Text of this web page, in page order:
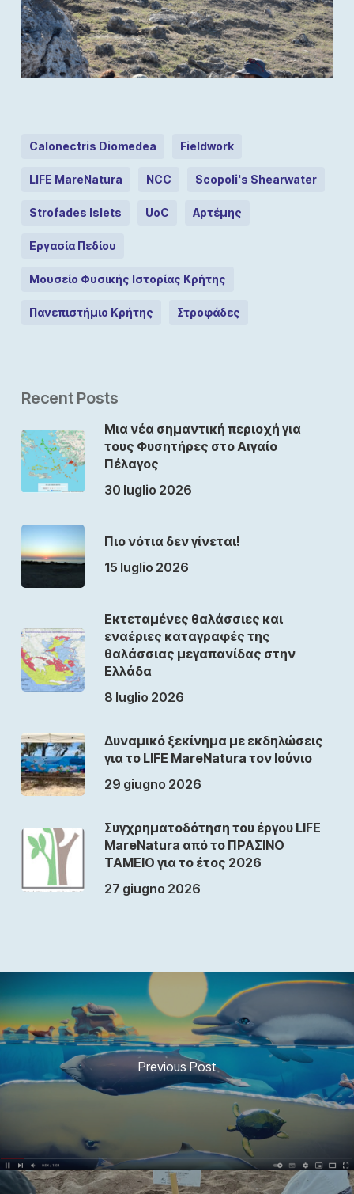
Calonectris Diomedea Fieldwork
LIFE MareNatura NCC Scopoli's Shearwater
Strofades Islets UoC Αρτέμης
Εργασία Πεδίου
Μουσείο Φυσικής Ιστορίας Κρήτης
Πανεπιστήμιο Κρήτης Στροφάδες
Recent Posts
Μια νέα σημαντική περιοχή για
τους Φυσητήρες στο Αιγαίο
Πέλαγος
30 luglio 2026
Πιο νότια δεν γίνεται!
15 luglio 2026
Εκτεταμένες θαλάσσιες και
εναέριες καταγραφές της
θαλάσσιας μεγαπανίδας στην
Ελλάδα
8 luglio 2026
Δυναμικό ξεκίνημα με εκδηλώσεις
για το LIFE MareNatura τον Ιούνιο
29 giugno 2026
Συγχρηματοδότηση του έργου LIFE
MareNatura από το ΠΡΑΣΙΝΟ
ΤΑΜΕΙΟ για το έτος 2026
27 giugno 2026
Previous Post